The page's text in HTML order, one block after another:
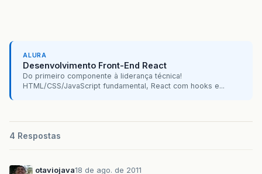
ALURA
Desenvolvimento Front-End React
Do primeiro componente à liderança técnica!
HTML/CSS/JavaScript fundamental, React com hooks e...
4 Respostas
otaviojava18 de ago. de 2011